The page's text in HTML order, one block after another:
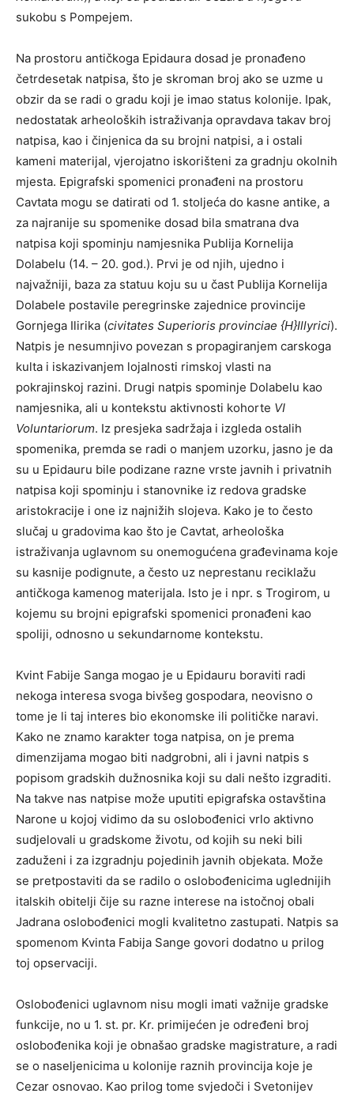
sukobu s Pompejem.
Na prostoru antičkoga Epidaura dosad je pronađeno
četrdesetak natpisa, što je skroman broj ako se uzme u
obzir da se radi o gradu koji je imao status kolonije. Ipak,
nedostatak arheoloških istraživanja opravdava takav broj
natpisa, kao i činjenica da su brojni natpisi, a i ostali
kameni materijal, vjerojatno iskorišteni za gradnju okolnih
mjesta. Epigrafski spomenici pronađeni na prostoru
Cavtata mogu se datirati od 1. stoljeća do kasne antike, a
za najranije su spomenike dosad bila smatrana dva
natpisa koji spominju namjesnika Publija Kornelija
Dolabelu (14. – 20. god.). Prvi je od njih, ujedno i
najvažniji, baza za statuu koju su u čast Publija Kornelija
Dolabele postavile peregrinske zajednice provincije
Gornjega Ilirika (civitates Superioris provinciae {H}Illyrici).
Natpis je nesumnjivo povezan s propagiranjem carskoga
kulta i iskazivanjem lojalnosti rimskoj vlasti na
pokrajinskoj razini. Drugi natpis spominje Dolabelu kao
namjesnika, ali u kontekstu aktivnosti kohorte VI
Voluntariorum. Iz presjeka sadržaja i izgleda ostalih
spomenika, premda se radi o manjem uzorku, jasno je da
su u Epidauru bile podizane razne vrste javnih i privatnih
natpisa koji spominju i stanovnike iz redova gradske
aristokracije i one iz najnižih slojeva. Kako je to često
slučaj u gradovima kao što je Cavtat, arheološka
istraživanja uglavnom su onemogućena građevinama koje
su kasnije podignute, a često uz neprestanu reciklažu
antičkoga kamenog materijala. Isto je i npr. s Trogirom, u
kojemu su brojni epigrafski spomenici pronađeni kao
spoliji, odnosno u sekundarnome kontekstu.
Kvint Fabije Sanga mogao je u Epidauru boraviti radi
nekoga interesa svoga bivšeg gospodara, neovisno o
tome je li taj interes bio ekonomske ili političke naravi.
Kako ne znamo karakter toga natpisa, on je prema
dimenzijama mogao biti nadgrobni, ali i javni natpis s
popisom gradskih dužnosnika koji su dali nešto izgraditi.
Na takve nas natpise može uputiti epigrafska ostavština
Narone u kojoj vidimo da su oslobođenici vrlo aktivno
sudjelovali u gradskome životu, od kojih su neki bili
zaduženi i za izgradnju pojedinih javnih objekata. Može
se pretpostaviti da se radilo o oslobođenicima uglednijih
italskih obitelji čije su razne interese na istočnoj obali
Jadrana oslobođenici mogli kvalitetno zastupati. Natpis sa
spomenom Kvinta Fabija Sange govori dodatno u prilog
toj opservaciji.
Oslobođenici uglavnom nisu mogli imati važnije gradske
funkcije, no u 1. st. pr. Kr. primijećen je određeni broj
oslobođenika koji je obnašao gradske magistrature, a radi
se o naseljenicima u kolonije raznih provincija koje je
Cezar osnovao. Kao prilog tome svjedoči i Svetonijev